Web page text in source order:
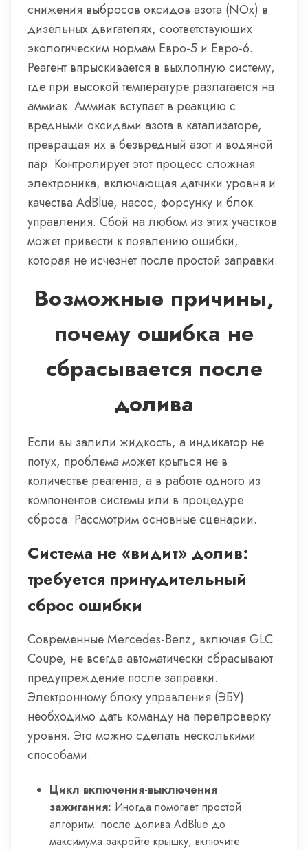
снижения выбросов оксидов азота (NOx) в
дизельных двигателях, соответствующих
экологическим нормам Евро-5 и Евро-6.
Реагент впрыскивается в выхлопную систему,
где при высокой температуре разлагается на
аммиак. Аммиак вступает в реакцию с
вредными оксидами азота в катализаторе,
превращая их в безвредный азот и водяной
пар. Контролирует этот процесс сложная
электроника, включающая датчики уровня и
качества AdBlue, насос, форсунку и блок
управления. Сбой на любом из этих участков
может привести к появлению ошибки,
которая не исчезнет после простой заправки.
Возможные причины,
почему ошибка не
сбрасывается после
долива
Если вы залили жидкость, а индикатор не
потух, проблема может крыться не в
количестве реагента, а в работе одного из
компонентов системы или в процедуре
сброса. Рассмотрим основные сценарии.
Система не «видит» долив:
требуется принудительный
сброс ошибки
Современные Mercedes-Benz, включая GLC
Coupe, не всегда автоматически сбрасывают
предупреждение после заправки.
Электронному блоку управления (ЭБУ)
необходимо дать команду на перепроверку
уровня. Это можно сделать несколькими
способами.
Цикл включения-выключения
зажигания: Иногда помогает простой
алгоритм: после долива AdBlue до
максимума закройте крышку, включите